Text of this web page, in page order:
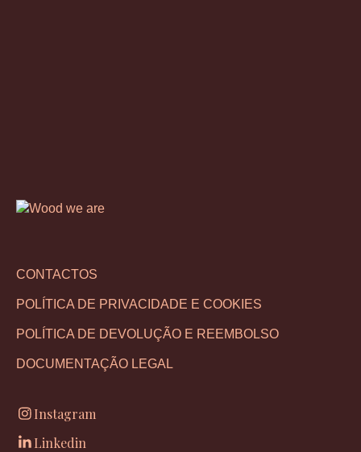
CONTACTOS
POLÍTICA DE PRIVACIDADE E COOKIES
POLÍTICA DE DEVOLUÇÃO E REEMBOLSO
DOCUMENTAÇÃO LEGAL
Instagram
Linkedin